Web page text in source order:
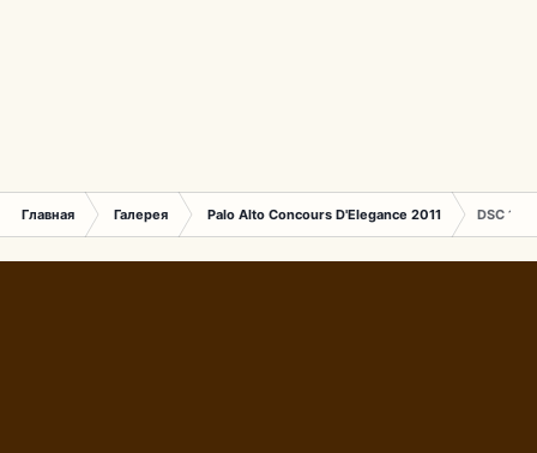
Главная Галерея Palo Alto Concours D'Elegance 2011 DSC